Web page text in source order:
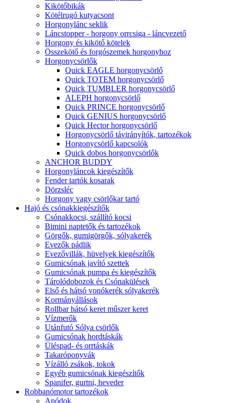
Kikötőbikák
Kötélrugó kutyacsont
Horgonylánc seklik
Láncstopper - horgony orrcsiga - láncvezető
Horgony és kikötő kötelek
Összekötő és forgószemek horgonyhoz
Horgonycsörlők
Quick EAGLE horgonycsörlő
Quick TOTEM horgonycsörlő
Quick TUMBLER horgonycsörlő
ALEPH horgonycsörlő
Quick PRINCE horgonycsörlő
Quick GENIUS horgonycsörlő
Quick Hector horgonycsörlő
Horgonycsörlő távirányítók, tartozékok
Horgonycsörlő kapcsolók
Quick dobos horgonycsörlők
ANCHOR BUDDY
Horgonyláncok kiegészítők
Fender tartók kosarak
Dörzsléc
Horgony vagy csörlőkar tartó
Hajó és csónakkiegészítők
Csónakkocsi, szállító kocsi
Bimini naptetők és tartozékok
Görgők, gumigörgők, sólyakerék
Evezők pádlik
Evezővillák, hüvelyek kiegészítők
Gumicsónak javító szettek
Gumicsónak pumpa és kiegészítők
Tárolódobozok és Csónakülések
Első és hátsó vonókerék sólyakerék
Kormányállások
Rollbar hátsó keret műszer keret
Vízmerők
Utánfutó Sólya csörlők
Gumicsónak hordtáskák
Üléspad- és orrtáskák
Takaróponyvák
Vízálló zsákok, tokok
Egyéb gumicsónak kiegészítők
Spanifer, gurtni, heveder
Robbanómotor tartozékok
Anódok